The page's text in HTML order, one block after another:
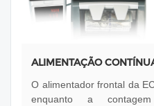
ALIMENTAÇÃO
O alimentador frontal da
enquanto a